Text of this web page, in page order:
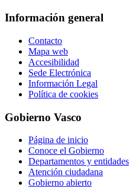
Información general
Contacto
Mapa web
Accesibilidad
Sede Electrónica
Información Legal
Política de cookies
Gobierno Vasco
Página de inicio
Conoce el Gobierno
Departamentos y entidades
Atención ciudadana
Gobierno abierto